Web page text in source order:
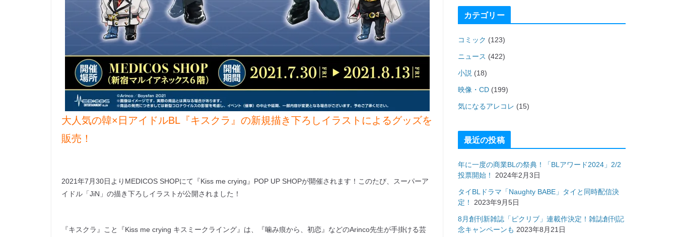
大人気の韓×日アイドルBL『キスクラ』の新規描き下ろしイラストによるグッズを
販売！
2021年7月30日よりMEDICOS SHOPにて『Kiss me crying』POP UP SHOPが開催されます！このたび、スーパーア
イドル「JiN」の描き下ろしイラストが公開されました！
『キスクラ』こと『Kiss me crying キスミークライング』は、『噛み痕から、初恋』などのArinco先生が手掛ける芸
カテゴリー
コミック (123)
ニュース (422)
小説 (18)
映像・CD (199)
気になるアレコレ (15)
最近の投稿
年に一度の商業BLの祭典！「BLアワード2024」2/2
投票開始！
2024年2月3日
タイBLドラマ「Naughty BABE」タイと同時配信決
定！
2023年9月5日
8月創刊新雑誌「ピクリブ」連載作決定！雑誌創刊記
念キャンペーンも 2023年8月21日